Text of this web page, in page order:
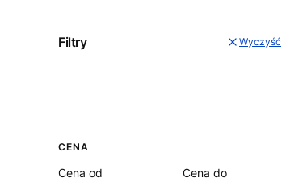
Filtry Wyczyść
CENA
Cena od
Cena do